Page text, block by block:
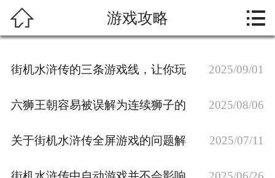
新闻资讯
游戏展示
在线留言
 游戏攻略 
街机水浒传的三条游戏线，让你玩 2025/09/01
六狮王朝容易被误解为连续狮子的 2025/08/06
关于街机水浒传全屏游戏的问题解 2025/07/11